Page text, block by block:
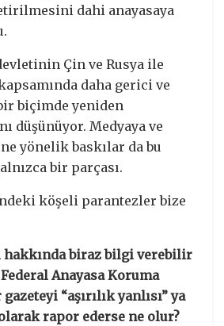
dahi anayasaya
Çin ve Rusya ile
daha gerici ve
biçimde yeniden
düşünüyor. Medyaya ve
yönelik baskılar da bu
bir parçası.
köşeli parantezler bize
hakkında biraz bilgi verebilir
Anayasa Koruma
“aşırılık yanlısı” ya
olarak rapor ederse ne olur?